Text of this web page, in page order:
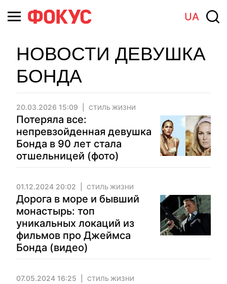
UA
НОВОСТИ ДЕВУШКА
БОНДА
20.03.2026 15:09 СТИЛЬ ЖИЗНИ
Потеряла все:
непревзойденная девушка
Бонда в 90 лет стала
отшельницей (фото)
01.12.2024 20:02 СТИЛЬ ЖИЗНИ
Дорога в море и бывший
монастырь: топ
уникальных локаций из
фильмов про Джеймса
Бонда (видео)
07.05.2024 16:25 СТИЛЬ ЖИЗНИ